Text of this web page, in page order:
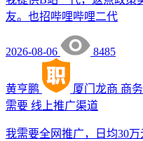
友。也招哔哩哔哩二代
2026-08-06 8485
黄亨鹏 厦门龙商 商
需要 线上推广渠道
我需要全网推广，日均30